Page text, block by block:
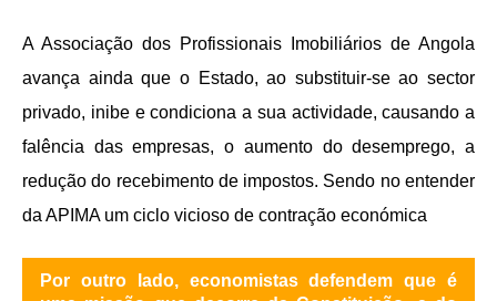
A Associação dos Profissionais Imobiliários de Angola
avança ainda que oEstado, ao substituir-se ao sector
privado, inibe e condiciona a sua actividade, causando a
falência das empresas, o aumento do desemprego, a
redução do recebimento de impostos. Sendo no entender
da APIMA um ciclo vicioso de contração económica
Por outro lado, economistas defendem que é